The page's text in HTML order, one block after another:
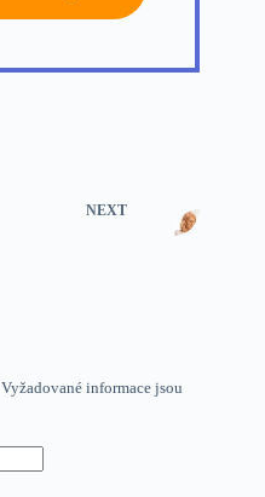
NEXT
Vyžadované informace jsou